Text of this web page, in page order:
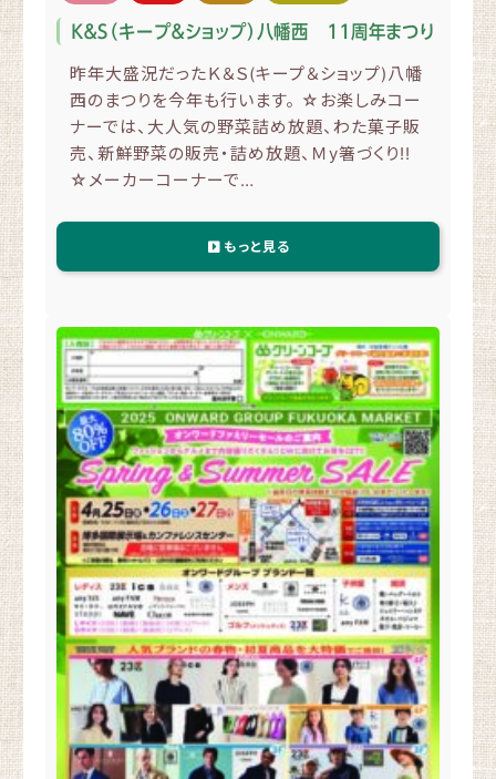
Ｋ＆Ｓ（キープ＆ショップ）八幡西 １１周年まつり
昨年大盛況だったＫ＆Ｓ(キープ＆ショップ)八幡
西のまつりを今年も行います。 ☆お楽しみコー
ナーでは、大人気の野菜詰め放題、わた菓子販
売、新鮮野菜の販売・詰め放題、Ｍy箸づくり!!
☆メーカーコーナーで…
もっと見る